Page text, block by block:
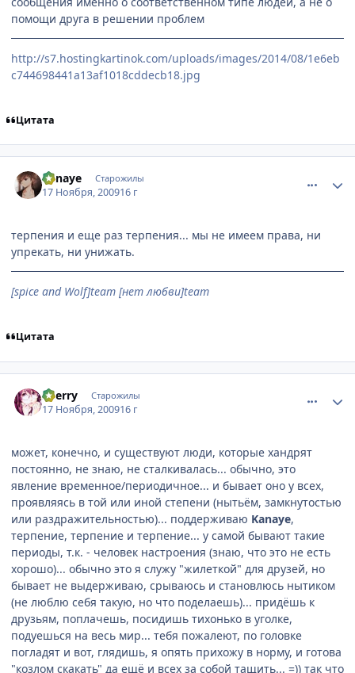
помощи друга в решении проблем
http://s7.hostingkartinok.com/uploads/images/2014/08/1e6eb
c744698441a13af1018cddecb18.jpg
Цитата
Kanaye Старожилы
17 Ноября, 200916 г
терпения и еще раз терпения... мы не имеем права, ни
упрекать, ни унижать.
[spice and Wolf]team [нет любви]team
Цитата
Sherry Старожилы
17 Ноября, 200916 г
может, конечно, и существуют люди, которые хандрят
постоянно, не знаю, не сталкивалась... обычно, это
явление временное/периодичное... и бывает оно у всех,
проявляясь в той или иной степени (нытьём, замкнутостью
или раздражительностью)... поддерживаю Kanaye,
терпение, терпение и терпение... у самой бывают такие
периоды, т.к. - человек настроения (знаю, что это не есть
хорошо)... обычно это я служу "жилеткой" для друзей, но
бывает не выдерживаю, срываюсь и становлюсь нытиком
(не люблю себя такую, но что поделаешь)... придёшь к
друзьям, поплачешь, посидишь тихонько в уголке,
подуешься на весь мир... тебя пожалеют, по головке
погладят и вот, глядишь, я опять прихожу в норму, и готова
"козлом скакать" да ещё и всех за собой тащить... =)) так что